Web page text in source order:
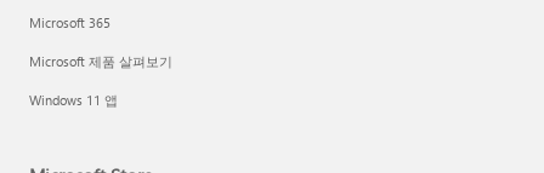
Microsoft 365
Microsoft 제품 살펴보기
Windows 11 앱